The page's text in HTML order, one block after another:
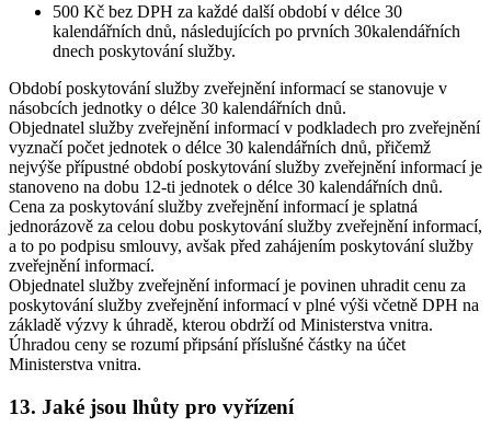
500 Kč bez DPH za každé další období v délce 30
kalendářních dnů, následujících po prvních 30kalendářních
dnech poskytování služby.
Období poskytování služby zveřejnění informací se stanovuje v
násobcích jednotky o délce 30 kalendářních dnů.
Objednatel služby zveřejnění informací v podkladech pro zveřejnění
vyznačí počet jednotek o délce 30 kalendářních dnů, přičemž
nejvýše přípustné období poskytování služby zveřejnění informací je
stanoveno na dobu 12-ti jednotek o délce 30 kalendářních dnů.
Cena za poskytování služby zveřejnění informací je splatná
jednorázově za celou dobu poskytování služby zveřejnění informací,
a to po podpisu smlouvy, avšak před zahájením poskytování služby
zveřejnění informací.
Objednatel služby zveřejnění informací je povinen uhradit cenu za
poskytování služby zveřejnění informací v plné výši včetně DPH na
základě výzvy k úhradě, kterou obdrží od Ministerstva vnitra.
Úhradou ceny se rozumí připsání příslušné částky na účet
Ministerstva vnitra.
13. Jaké jsou lhůty pro vyřízení